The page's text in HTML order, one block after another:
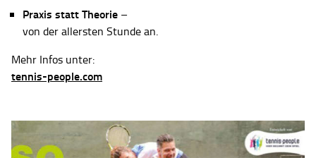
Praxis statt Theorie –
von der allersten Stunde an.
Mehr Infos unter:
tennis-people.com